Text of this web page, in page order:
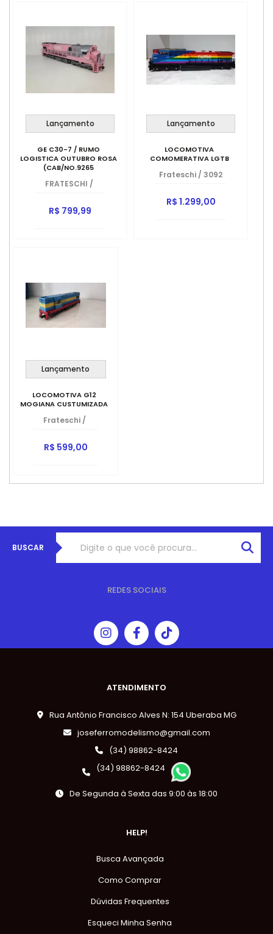
Lançamento
GE C30-7 / RUMO
LOGISTICA OUTUBRO ROSA
(CAB/NO.9265
FRATESCHI /
R$ 799,99
Lançamento
LOCOMOTIVA
COMOMERATIVA LGTB
Frateschi / 3092
R$ 1.299,00
Lançamento
LOCOMOTIVA G12
MOGIANA CUSTUMIZADA
Frateschi /
R$ 599,00
BUSCAR
REDES SOCIAIS
ATENDIMENTO
Rua Antônio Francisco Alves N: 154 Uberaba MG
joseferromodelismo@gmail.com
(34) 98862-8424
(34) 98862-8424
De Segunda à Sexta das 9:00 às 18:00
HELP!
Busca Avançada
Como Comprar
Dúvidas Frequentes
Esqueci Minha Senha